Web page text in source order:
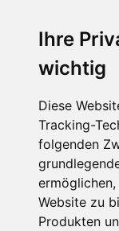
Ihre
wichtig
Diese
Tracking-
folgenden
ermöglichen,
Website zu
Produkten
Die
Muss für alle